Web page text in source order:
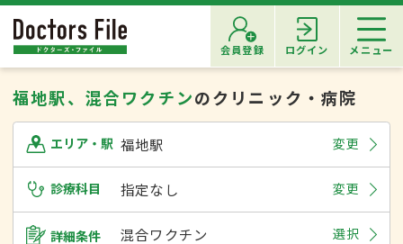
会員登録 ログイン メニュー
福地駅、混合ワクチンのクリニック・病院
エリア・駅 福地駅 変更
診療科目 指定なし 変更
詳細条件 混合ワクチン 選択